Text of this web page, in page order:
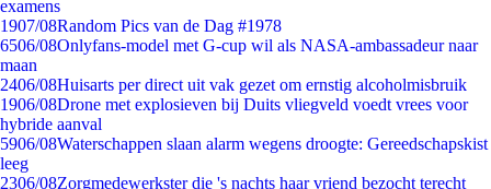
examens
1907/08Random Pics van de Dag #1978
6506/08Onlyfans-model met G-cup wil als NASA-ambassadeur naar
maan
2406/08Huisarts per direct uit vak gezet om ernstig alcoholmisbruik
1906/08Drone met explosieven bij Duits vliegveld voedt vrees voor
hybride aanval
5906/08Waterschappen slaan alarm wegens droogte: Gereedschapskist
leeg
2306/08Zorgmedewerkster die 's nachts haar vriend bezocht terecht